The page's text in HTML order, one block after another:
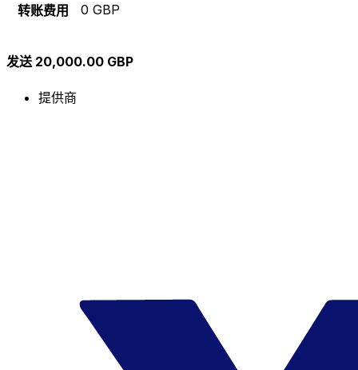
转账费用 0 GBP
发送 20,000.00 GBP
提供商